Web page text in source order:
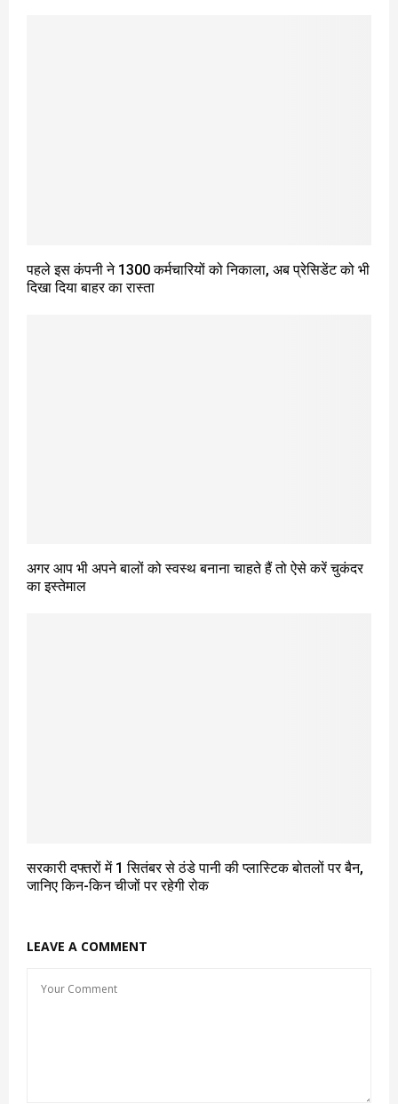
पहले इस कंपनी ने 1300 कर्मचारियों को निकाला, अब प्रेसिडेंट को भी
दिखा दिया बाहर का रास्ता
अगर आप भी अपने बालों को स्वस्थ बनाना चाहते हैं तो ऐसे करें चुकंदर
का इस्तेमाल
सरकारी दफ्तरों में 1 सितंबर से ठंडे पानी की प्लास्टिक बोतलों पर बैन,
जानिए किन-किन चीजों पर रहेगी रोक
LEAVE A COMMENT